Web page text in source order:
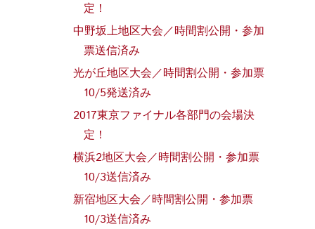
定！
中野坂上地区大会／時間割公開・参加
票送信済み
光が丘地区大会／時間割公開・参加票
10/5発送済み
2017東京ファイナル各部門の会場決
定！
横浜2地区大会／時間割公開・参加票
10/3送信済み
新宿地区大会／時間割公開・参加票
10/3送信済み